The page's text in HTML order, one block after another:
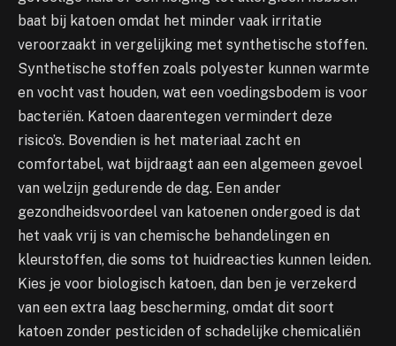
baat bij katoen omdat het minder vaak irritatie
veroorzaakt in vergelijking met synthetische stoffen.
Synthetische stoffen zoals polyester kunnen warmte
en vocht vast houden, wat een voedingsbodem is voor
bacteriën. Katoen daarentegen vermindert deze
risico’s. Bovendien is het materiaal zacht en
comfortabel, wat bijdraagt aan een algemeen gevoel
van welzijn gedurende de dag. Een ander
gezondheidsvoordeel van katoenen ondergoed is dat
het vaak vrij is van chemische behandelingen en
kleurstoffen, die soms tot huidreacties kunnen leiden.
Kies je voor biologisch katoen, dan ben je verzekerd
van een extra laag bescherming, omdat dit soort
katoen zonder pesticiden of schadelijke chemicaliën